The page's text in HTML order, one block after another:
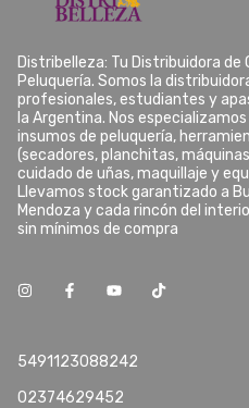
Distribelleza: Tu Distribuidora de
Peluquería. Somos la
profesionales, estudiantes y
la Argentina. Nos
insumos de peluquería,
(secadores, planchitas,
cuidado de uñas, maquillaje y
Llevamos stock garantizado a
Mendoza y cada rincón del
sin mínimos de compra
5491123088242
02374629452